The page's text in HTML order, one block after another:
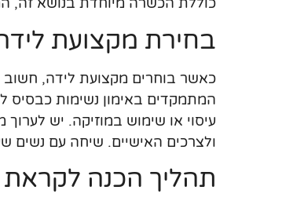
בחירת מקצועת
כאשר בוחרים מקצועת לידה,
המתמקדים באימון נשימות כבסיס
עיסוי או שימוש במוזיקה. יש
ולצרכים האישיים. שיחה עם נשים
תהליך הכנה לקראת